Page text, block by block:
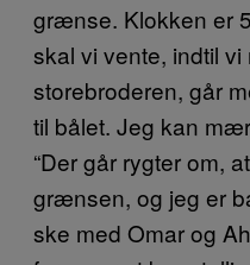
grænse. Klokken er
skal vi vente, indtil
storebroderen, går
til bålet. Jeg kan
“Der går rygter om,
grænsen, og jeg er
ske med Omar og